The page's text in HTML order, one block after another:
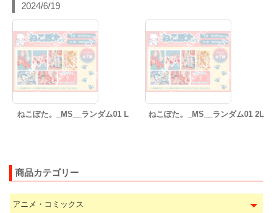
2024/6/19
ねこぽた。_MS__ランダム01 L ねこぽた。_MS__ランダム01 2L
商品カテゴリー
アニメ・コミックス